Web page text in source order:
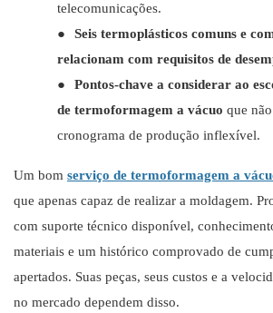
telecomunicações.
●
Seis termoplásticos comuns e
relacionam com requisitos de
●
Pontos-chave a considerar ao
de termoformagem a vácuo que
cronograma de produção inflexível.
Um bom serviço de termoformagem a
que apenas capaz de realizar a moldagem.
com suporte técnico disponível,
materiais e um histórico comprovado de
apertados. Suas peças, seus custos e a
no mercado dependem disso.